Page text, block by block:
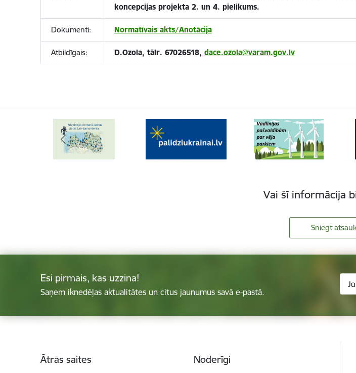
koncepcijas projekta 2. un 4. pielikums.
Dokumenti: Normatīvais akts/Anotācija
Atbildīgais: D.Ozola, tālr. 67026518, dace.ozola@varam.gov.lv
Vai šī informācija
Sniegt
Esi pirmais, kas uzzina!
Saņem iknedēļas aktualitātes un citus jaunumus savā e-pastā.
Ātrās saites Noderīgi